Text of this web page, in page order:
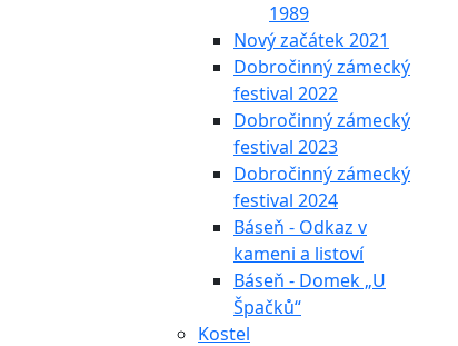
1989
Nový začátek 2021
Dobročinný zámecký
festival 2022
Dobročinný zámecký
festival 2023
Dobročinný zámecký
festival 2024
Báseň - Odkaz v
kameni a listoví
Báseň - Domek „U
Špačků“
Kostel